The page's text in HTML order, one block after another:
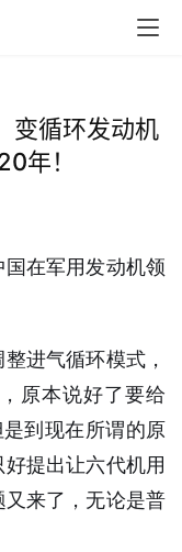
变循环发动机
年！
在军用发动机领
进气循环模式，
原本说好了要给
到现在所谓的原
好提出让六代机用
来了，无论是普